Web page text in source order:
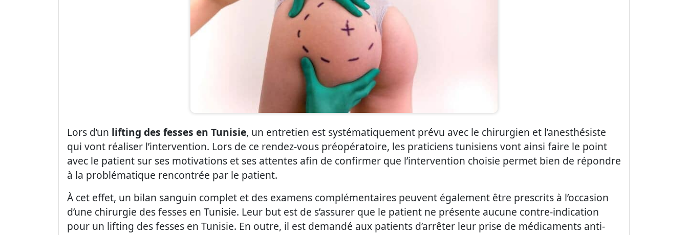
Lors d’un lifting des fesses en Tunisie, un entretien est systématiquement prévu avec le chirurgien et l’anesthésiste
qui vont réaliser l’intervention. Lors de ce rendez-vous préopératoire, les praticiens tunisiens vont ainsi faire le point
avec le patient sur ses motivations et ses attentes afin de confirmer que l’intervention choisie permet bien de répondre
à la problématique rencontrée par le patient.
À cet effet, un bilan sanguin complet et des examens complémentaires peuvent également être prescrits à l’occasion
d’une chirurgie des fesses en Tunisie. Leur but est de s’assurer que le patient ne présente aucune contre-indication
pour un lifting des fesses en Tunisie. En outre, il est demandé aux patients d’arrêter leur prise de médicaments anti-